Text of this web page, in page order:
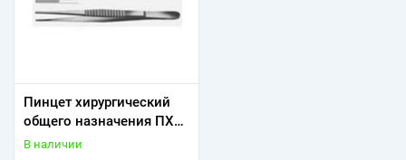
Пинцет хирургический
общего назначения ПХ
250х2,5 159/13
В наличии